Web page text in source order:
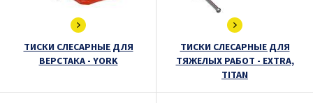
ТИСКИ СЛЕСАРНЫЕ ДЛЯ
ВЕРСТАКА - YORK
ТИСКИ СЛЕСАРНЫЕ ДЛЯ
ТЯЖЕЛЫХ РАБОТ - EXTRA,
TITAN